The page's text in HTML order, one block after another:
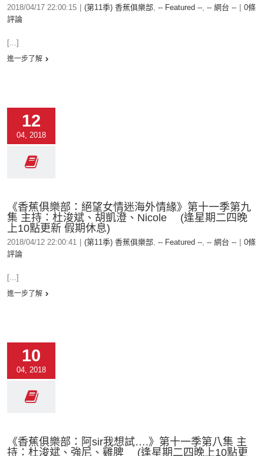
2018/04/17 22:00:15 (第11季) 香蕉俱樂部, -- Featured --, -- 網台 --
0條
評論
[...]
進一步了解
12
04, 2018
《香蕉俱樂部：絕望女情迷海外情緣》第十一季第九
集 主持：杜浚斌、胡凱澄、Nicole (逢星期二四晚
上10點更新 假期休息)
2018/04/12 22:00:41 (第11季) 香蕉俱樂部, -- Featured --, -- 網台 --
0條
評論
[...]
進一步了解
10
04, 2018
《香蕉俱樂部：阿sir我想試….》第十一季第八集 主
持：杜浚斌、強尼、雞脾 (逢星期二四晚上10點更